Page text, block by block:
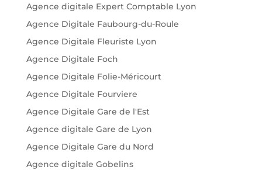
Agence digitale Expert Comptable Lyon
Agence Digitale Faubourg-du-Roule
Agence Digitale Fleuriste Lyon
Agence Digitale Foch
Agence Digitale Folie-Méricourt
Agence Digitale Fourviere
Agence Digitale Gare de l'Est
Agence digitale Gare de Lyon
Agence Digitale Gare du Nord
Agence digitale Gobelins